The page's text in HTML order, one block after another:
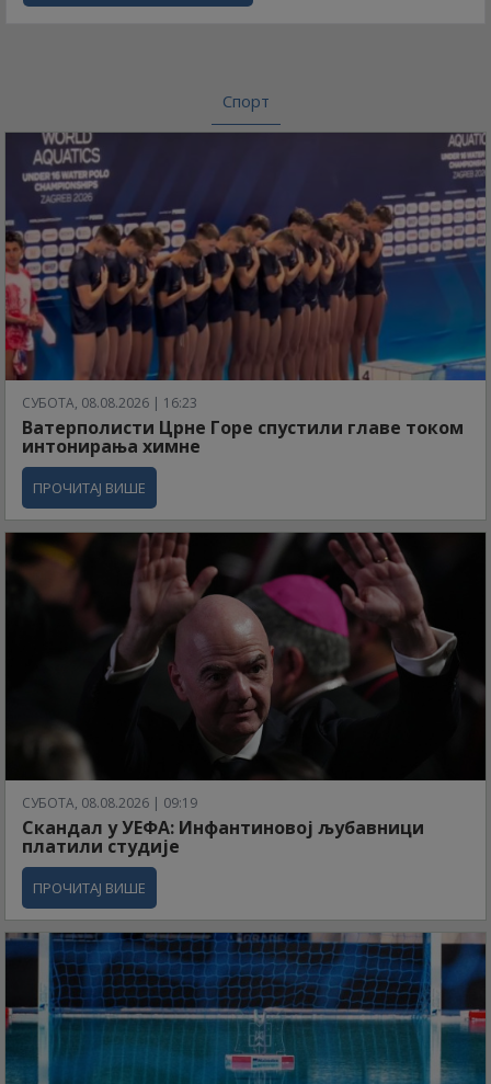
Спорт
СУБОТА, 08.08.2026 | 16:23
Ватерполисти Црне Горе спустили главе током
интонирања химне
ПРОЧИТАЈ ВИШЕ
СУБОТА, 08.08.2026 | 09:19
Скандал у УЕФА: Инфантиновој љубавници
платили студије
ПРОЧИТАЈ ВИШЕ